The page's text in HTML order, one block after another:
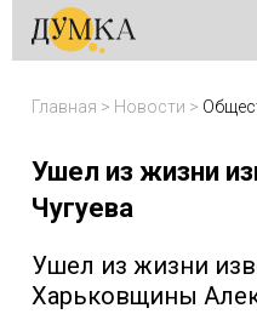
Главная > Новости >
Ушел из жизни
Чугуева
Ушел из жизни
Харьковщины